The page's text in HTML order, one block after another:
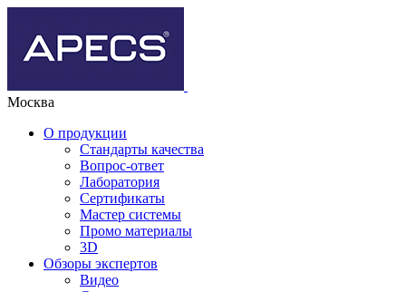
Москва
О продукции
Стандарты качества
Вопрос-ответ
Лаборатория
Сертификаты
Мастер системы
Промо материалы
3D
Обзоры экспертов
Видео